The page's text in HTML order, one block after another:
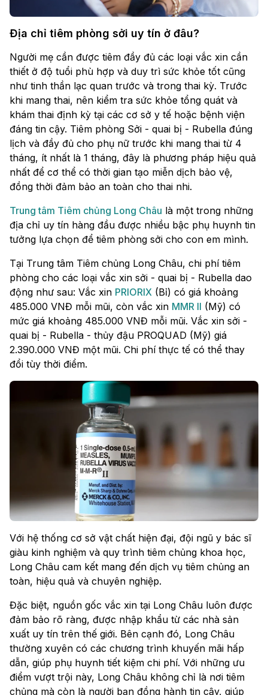
Địa chỉ tiêm phòng sởi uy tín ở đâu?
Người mẹ cần được tiêm đầy đủ các loại vắc xin cần
thiết ở độ tuổi phù hợp và duy trì sức khỏe tốt cũng
như tinh thần lạc quan trước và trong thai kỳ. Trước
khi mang thai, nên kiểm tra sức khỏe tổng quát và
khám thai định kỳ tại các cơ sở y tế hoặc bệnh viện
đáng tin cậy. Tiêm phòng Sởi - quai bị - Rubella đúng
lịch và đầy đủ cho phụ nữ trước khi mang thai từ 4
tháng, ít nhất là 1 tháng, đây là phương pháp hiệu quả
nhất để cơ thể có thời gian tạo miễn dịch bảo vệ,
đồng thời đảm bảo an toàn cho thai nhi.
Trung tâm Tiêm chủng Long Châu là một trong những
địa chỉ uy tín hàng đầu được nhiều bậc phụ huynh tin
tưởng lựa chọn để tiêm phòng sởi cho con em mình.
Tại Trung tâm Tiêm chủng Long Châu, chi phí tiêm
phòng cho các loại vắc xin sởi - quai bị - Rubella dao
động như sau: Vắc xin PRIORIX (Bỉ) có giá khoảng
485.000 VNĐ mỗi mũi, còn vắc xin MMR II (Mỹ) có
mức giá khoảng 485.000 VNĐ mỗi mũi. Vắc xin sởi -
quai bị - Rubella - thủy đậu PROQUAD (Mỹ) giá
2.390.000 VNĐ một mũi. Chi phí thực tế có thể thay
đổi tùy thời điểm.
Với hệ thống cơ sở vật chất hiện đại, đội ngũ y bác sĩ
giàu kinh nghiệm và quy trình tiêm chủng khoa học,
Long Châu cam kết mang đến dịch vụ tiêm chủng an
toàn, hiệu quả và chuyên nghiệp.
Đặc biệt, nguồn gốc vắc xin tại Long Châu luôn được
đảm bảo rõ ràng, được nhập khẩu từ các nhà sản
xuất uy tín trên thế giới. Bên cạnh đó, Long Châu
thường xuyên có các chương trình khuyến mãi hấp
dẫn, giúp phụ huynh tiết kiệm chi phí. Với những ưu
điểm vượt trội này, Long Châu không chỉ là nơi tiêm
chủng mà còn là người bạn đồng hành tin cậy, giúp